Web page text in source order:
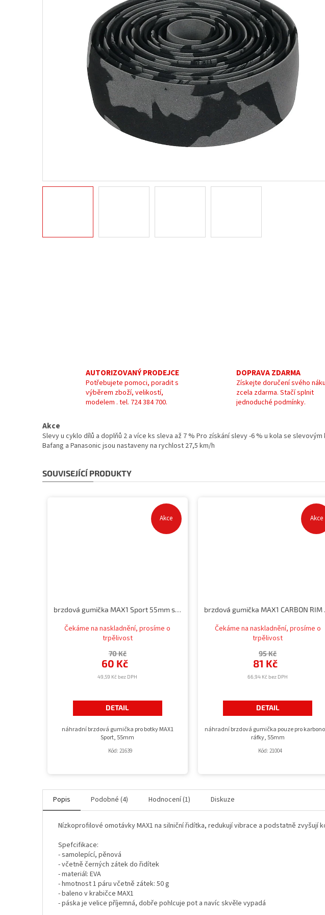
AUTORIZOVANÝ PRODEJCE
Potřebujete pomoci, poradit s
výběrem zboží, velikostí,
modelem . tel. 724 384 700.
DOPRAVA ZDARMA
Získejte doručení svého
zcela zdarma. Stačí splnit
jednoduché podmínky.
Akce
Slevy u cyklo dílů a doplňů 2 a více ks sleva až 7 % Pro získání slevy -6 % u kola se
Bafang a Panasonic jsou nastaveny na rychlost 27,5 km/h
SOUVISEJÍCÍ PRODUKTY
Akce
brzdová gumička MAX1 Sport 55mm silniční
Čekáme na naskladnění, prosíme o
trpělivost
49,59 Kč bez DPH
60 Kč
70 Kč
DETAIL
náhradní brzdová gumička pro botky MAX1
Sport, 55mm
Kód: 21639
Akce
Čekáme na naskladnění, prosíme o
trpělivost
66,94 Kč bez DPH
81 Kč
95 Kč
DETAIL
náhradní brzdová gumička pouze pro
ráfky, 55mm
Kód:21004
Popis Podobné (4) Hodnocení (1) Diskuze
Nízkoprofilové omotávky MAX1 na silniční řidítka, redukují vibrace a podstatně zvyšují
Spefcifikace:
- samolepící, pěnová
- včetně černých zátek do řidítek
- materiál: EVA
- hmotnost 1 páru včetně zátek: 50 g
- baleno v krabičce MAX1
- páska je velice příjemná, dobře pohlcuje pot a navíc skvěle vypadá